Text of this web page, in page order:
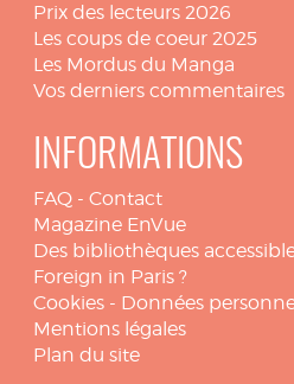
Prix des lecteurs 2026
Les coups de coeur 2025
Les Mordus du Manga
Vos derniers commentaires
INFORMATIONS
FAQ - Contact
Magazine EnVue
Des bibliothèques
Foreign in Paris ?
Cookies - Données
Mentions légales
Plan du site